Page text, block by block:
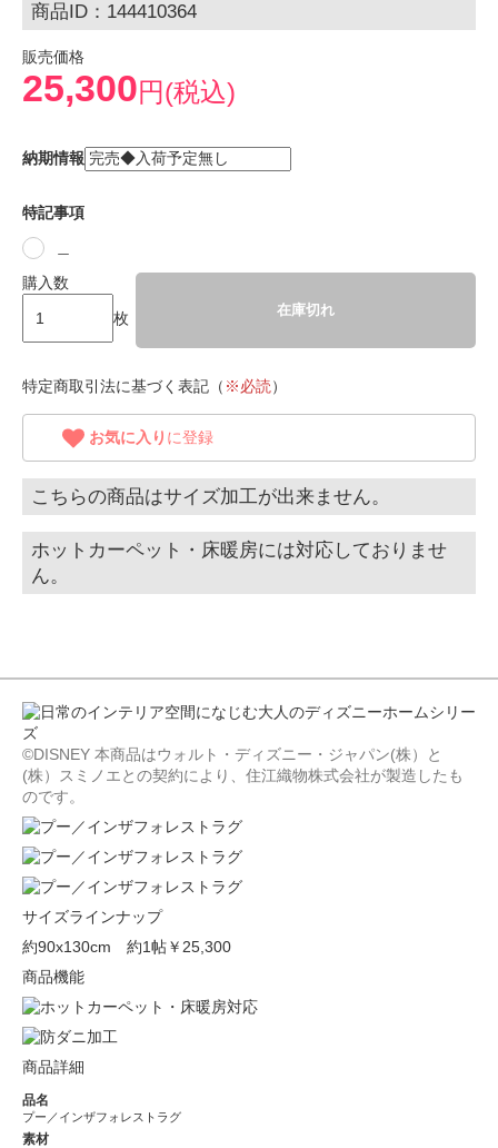
商品ID：144410364
販売価格
25,300円(税込)
納期情報
特記事項
購入数
枚
在庫切れ
特定商取引法に基づく表記（ ※必読）
お気に入り に登録
こちらの商品はサイズ加工が出来ません。
ホットカーペット・床暖房には対応しておりませ
ん。
©DISNEY 本商品はウォルト・ディズニー・ジャパン(株）と
(株）スミノエとの契約により、住江織物株式会社が製造したも
のです。
サイズラインナップ
約90x130cm 約1帖￥25,300
商品機能
商品詳細
品名
プー／インザフォレストラグ
素材